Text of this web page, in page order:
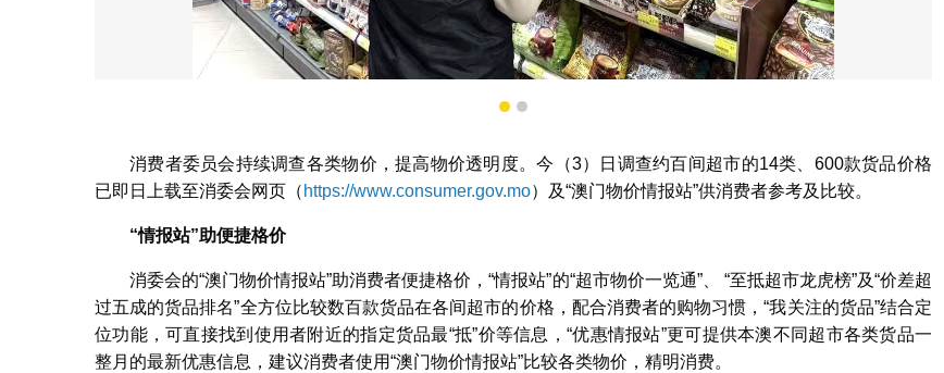
消委会持续调查超市物价
1 2
消费者委员会持续调查各类物价，提高物价透明度。今（3）日调查约百间超市的14类、600款货品价格
已即日上载至消委会网页（ https://www.consumer.gov.mo）及“澳门物价情报站”供消费者参考及比较。
“情报站”助便捷格价
消委会的“澳门物价情报站”助消费者便捷格价，“情报站”的“超市物价一览通”、 “至抵超市龙虎榜”及“价差超
过五成的货品排名”全方位比较数百款货品在各间超市的价格，配合消费者的购物习惯，“我关注的货品”结合定
位功能，可直接找到使用者附近的指定货品最“抵”价等信息，“优惠情报站”更可提供本澳不同超市各类货品一
整月的最新优惠信息，建议消费者使用“澳门物价情报站”比较各类物价，精明消费。